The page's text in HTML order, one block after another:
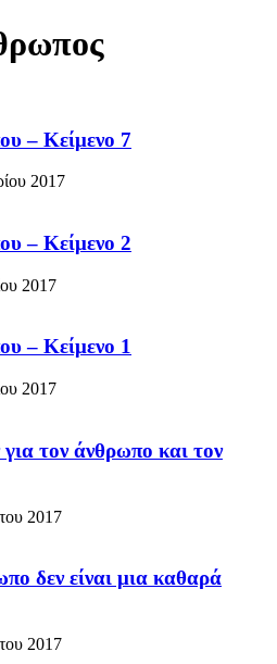
– Κείμενο 7
2017
– Κείμενο 2
2017
– Κείμενο 1
2017
τον άνθρωπο και τον
2017
δεν είναι μια καθαρά
2017